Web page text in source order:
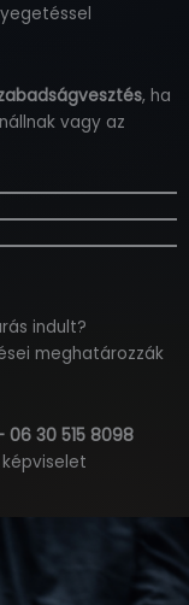
, ha
vagy az
indult?
meghatározzák
30 515 8098
képviselet